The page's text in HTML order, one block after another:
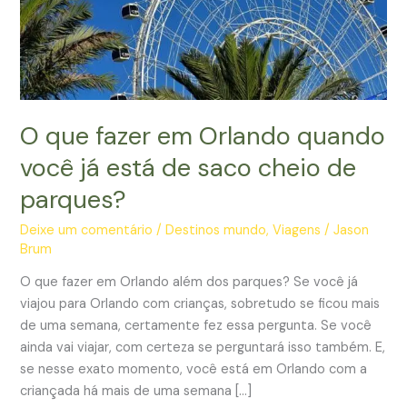
O que fazer em Orlando quando
você já está de saco cheio de
parques?
Deixe um comentário /Destinos mundo,Viagens /Jason
Brum
O que fazer em Orlando além dos parques? Se você já
viajou para Orlando com crianças, sobretudo se ficou mais
de uma semana, certamente fez essa pergunta. Se você
ainda vai viajar, com certeza se perguntará isso também. E,
se nesse exato momento, você está em Orlando com a
criançada há mais de uma semana […]